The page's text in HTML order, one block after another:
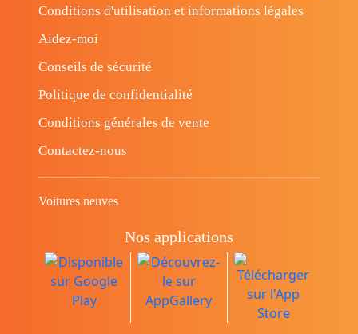
Conditions d'utilisation et informations légales
Aidez-moi
Conseils de sécurité
Politique de confidentialité
Conditions générales de vente
Contactez-nous
Voitures neuves
Nos applications